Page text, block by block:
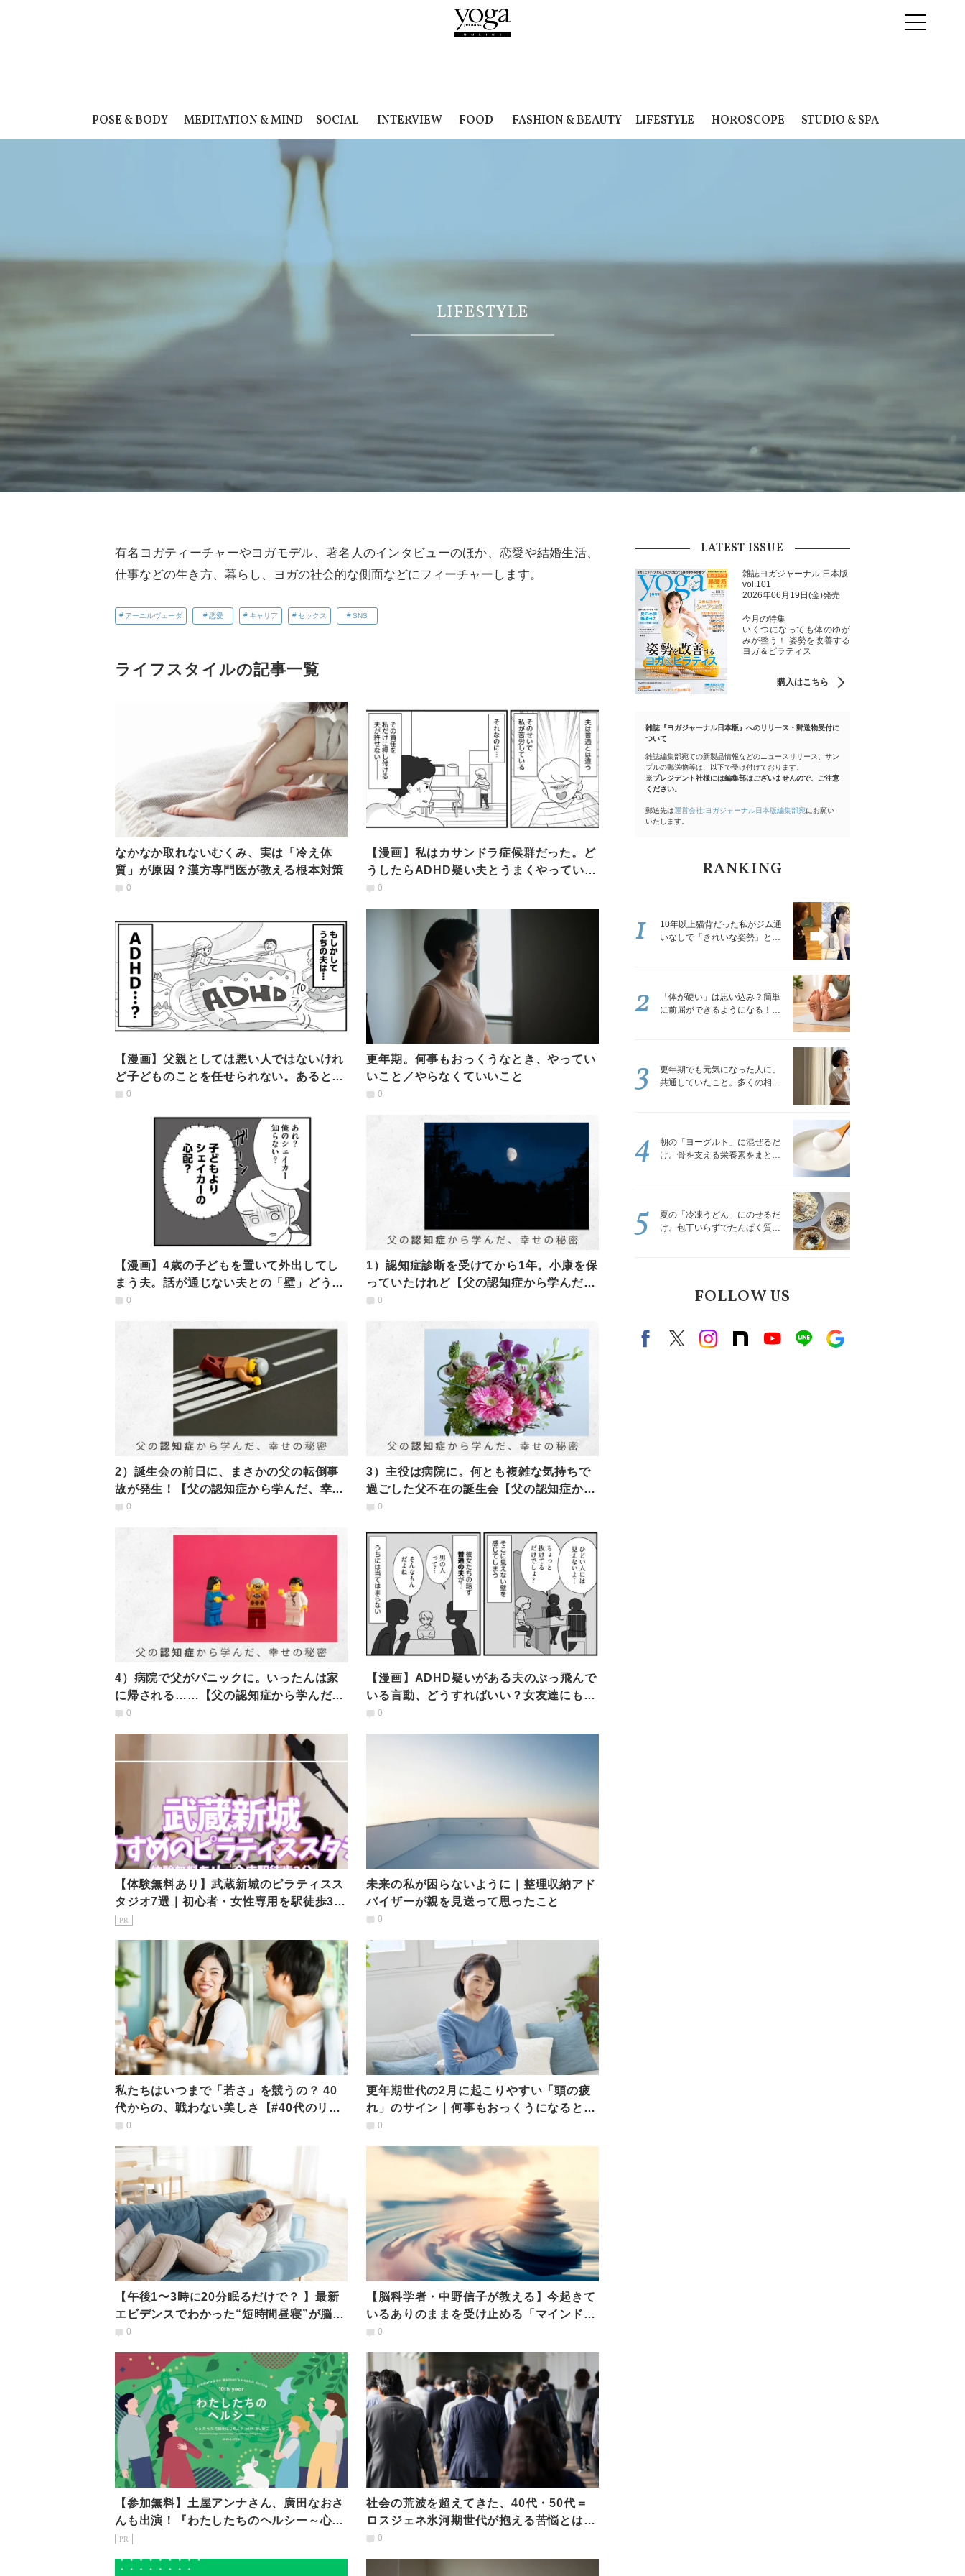
POSE & BODY MEDITATION & MIND SOCIAL INTERVIEW FOOD FASHION & BEAUTY LIFESTYLE HOROSCOPE STUDIO & SPA
LIFESTYLE
有名ヨガティーチャーやヨガモデル、著名人のインタビューのほか、恋愛や結婚生活、
仕事などの生き方、暮らし、ヨガの社会的な側面などにフィーチャーします。
アーユルヴェーダ 恋愛 キャリア セックス SNS
ライフスタイルの記事一覧
なかなか取れないむくみ、実は「冷え体
質」が原因？漢方専門医が教える根本対策
0
【漫画】私はカサンドラ症候群だった。ど
うしたらADHD疑い夫とうまくやっていけ
るのだろう
0
【漫画】父親としては悪い人ではないけれ
ど子どものことを任せられない。あるとき
「大人のADHD」を知って
0
更年期。何事もおっくうなとき、やってい
いこと／やらなくていいこと
0
【漫画】4歳の子どもを置いて外出してし
まう夫。話が通じない夫との「壁」どうし
たらいい？
0
1）認知症診断を受けてから1年。小康を保
っていたけれど【父の認知症から学んだ、
幸せの秘密】
0
2）誕生会の前日に、まさかの父の転倒事
故が発生！【父の認知症から学んだ、幸せ
の秘密】
0
3）主役は病院に。何とも複雑な気持ちで
過ごした父不在の誕生会【父の認知症から
学んだ、幸せの秘密】
0
4）病院で父がパニックに。いったんは家
に帰される……【父の認知症から学んだ、
幸せの秘密】
0
【漫画】ADHD疑いがある夫のぶっ飛んで
いる言動、どうすればいい？女友達にもわ
かってもらえない
0
【体験無料あり】武蔵新城のピラティスス
タジオ7選｜初心者・女性専用を駅徒歩3分
で比較
PR
未来の私が困らないように｜整理収納アド
バイザーが親を見送って思ったこと
0
私たちはいつまで「若さ」を競うの？ 40
代からの、戦わない美しさ【#40代のリア
ル】
0
更年期世代の2月に起こりやすい「頭の疲
れ」のサイン｜何事もおっくうになるとき
に、体と心で起きていること
0
【午後1〜3時に20分眠るだけで？ 】最新
エビデンスでわかった“短時間昼寝”が脳の
働きを回復させるメカニズム
0
【脳科学者・中野信子が教える】今起きて
いるありのままを受け止める「マインドフ
ルネス」実践のヒント
0
【参加無料】土屋アンナさん、廣田なおさ
んも出演！『わたしたちのヘルシー～心と
からだの話をはじめようwith MUSIC』
PR
社会の荒波を超えてきた、40代・50代＝
ロスジェネ氷河期世代が抱える苦悩とは？
【脳科学者が語るさみしさの正体】
0
LATEST ISSUE
雑誌ヨガジャーナル 日本版
vol.101
2026年06月19日(金)発売
今月の特集
いくつになっても体のゆが
みが整う！ 姿勢を改善する
ヨガ＆ピラティス
購入はこちら
雑誌『ヨガジャーナル日本版』へのリリース・郵送物受付に
ついて
雑誌編集部宛ての新製品情報などのニュースリリース、サン
プルの郵送物等は、以下で受け付けております。
※プレジデント社様には編集部はございませんので、ご注意
ください。
郵送先は運営会社:ヨガジャーナル日本版編集部宛にお願い
いたします。
RANKING
10年以上猫背だった私がジム通
いなしで「きれいな姿勢」と褒
1
「体が硬い」は思い込み？簡単
に前屈ができるようになる！腿
2
更年期でも元気になった人に、
共通していたこと。多くの相談
3
朝の「ヨーグルト」に混ぜるだ
け。骨を支える栄養素をまとめ
4
夏の「冷凍うどん」にのせるだ
け。包丁いらずでたんぱく質を
5
FOLLOW US
FacebookX（旧twitter）
instagram
note Youtubeline